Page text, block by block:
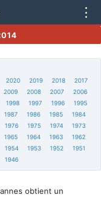
⋮
2020 2019 2018
2017
2009 2008 2007
2006
1998 1997 1996
1995
1987 1986 1985
1984
1976 1975 1974
1973
1965 1964 1963
1962
1954 1953 1952
1951
1946
obtient un